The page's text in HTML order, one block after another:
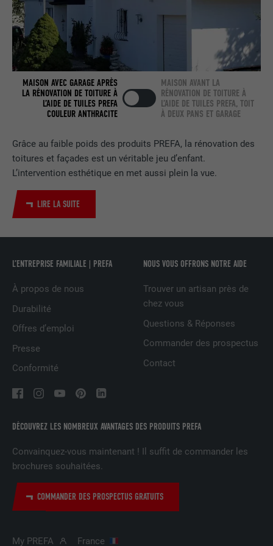
Grâce au faible poids des produits PREFA, la rénovation des
toitures et façades est un véritable jeu d’enfant.
L’intervention esthétique en met aussi plein la vue.
LIRE LA SUITE
MAISON AVEC GARAGE APRÈS
LA RÉNOVATION DE TOITURE À
L’AIDE DE TUILES PREFA
COULEUR ANTHRACITE
MAISON AVANT LA
RÉNOVATION DE TOITURE À
L’AIDE DE TUILES PREFA, TOIT
À DEUX PANS ET GARAGE
DÉCOUVREZ LES NOMBREUX AVANTAGES DES PRODUITS PREFA
Convainquez-vous maintenant ! Il suffit de commander les
brochures souhaitées.
COMMANDER DES PROSPECTUS GRATUITS
L’ENTREPRISE FAMILIALE | PREFA
À propos de nous
Durabilité
Offres d’emploi
Presse
Conformité
NOUS VOUS OFFRONS NOTRE AIDE
Trouver un artisan près de
chez vous
Questions & Réponses
Commander des prospectus
Contact
My PREFA France
FOURNISSEUR LinkedIn
EXPIRATION 2 ans
UTILITÉ
Utilisé par le service de réseau social
LinkedIn pour suivre l'utilisation de
services intégrés.
NOM bscookie
FOURNISSEUR LinkedIn
EXPIRATION
UserMatchHistory
FOURNISSEUR
EXPIRATION
UTILITÉ
plusieurs sites Internet afin d'afficher de
NOM